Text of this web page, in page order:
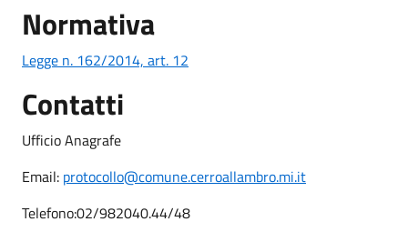
Normativa
Legge n. 162/2014, art. 12
Contatti
Ufficio Anagrafe
Email: protocollo@comune.cerroallambro.mi.it
Telefono:02/982040.44/48